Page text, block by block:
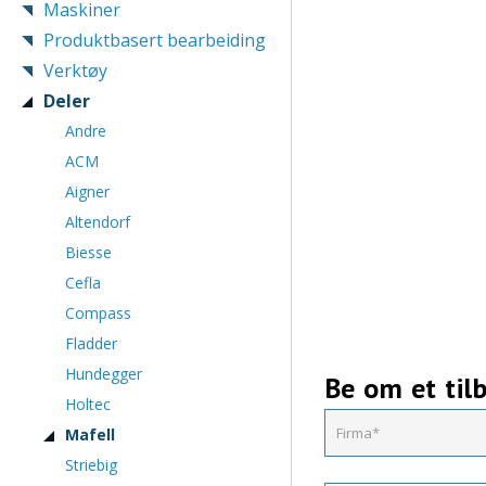
Maskiner
Produktbasert bearbeiding
Verktøy
Deler
Andre
ACM
Aigner
Altendorf
Biesse
Cefla
Compass
Fladder
Hundegger
Holtec
Mafell
Striebig
Be om et